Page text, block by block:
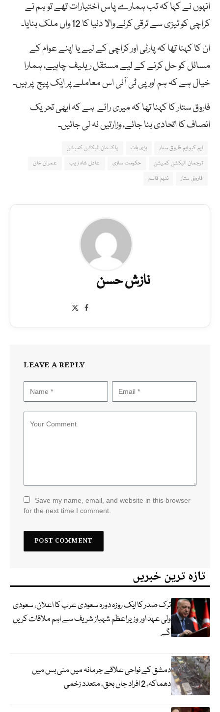
انہوں نے کہا کہ تب ہمارے پاس اختیارات تھے تو ہم نے
کراچی کو تیزی سے ترقی کرنے والا دنیا کا 12 واں ملک بنایا۔
ان کا کہنا تھا کہ پارٹی اور کراچی کے لیے یا اپنے عوام کے
مسائل کو حل کرنے کے لیے مستقل ریلیف چاہیے، ہمارا
خیال ہے کہ ہم اور پی ٹی آئی اس معاملے پر ایک پیج پر ہیں۔
فاروق ستار کا کہنا تھا کہ میری رائے ہے کہ ابھی تحریک
انصاف کا اتحادی بنا جائے، وزارتیں نہ لی جائیں۔
ایم کیو ایم فاروق ستار بڑی بات
پاکستان الیکشن کمیشن
ترجمان الیکشن کمیشن
حکومت سازی عادل شاہ زیب
عمران خان
فاروق ستار
ندیم قاسم
نازش حسن
Facebook
LEAVE A REPLY
Save my name, email, and website in this browser
for the next time I comment.
تازہ ترین خبریں
ترک صدر کا ایک روزہ دورہ سعودی عرب کا اعلان، سعودی
ولی عہد اور وزیراعظم شہباز شریف سے اہم ملاقات کریں
گے
دمشق کے نواحی علاقے جرمانہ میں منی بس میں
دھماکہ، 2 افراد جاں بحق، متعدد زخمی